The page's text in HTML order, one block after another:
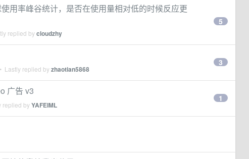
用率峰谷统计，是否在使用量相对低的时候反应更
replied bycloudzhy
5
• Lastly replied byzhaotian5868
3
广告 v3
replied byYAFEIML
1